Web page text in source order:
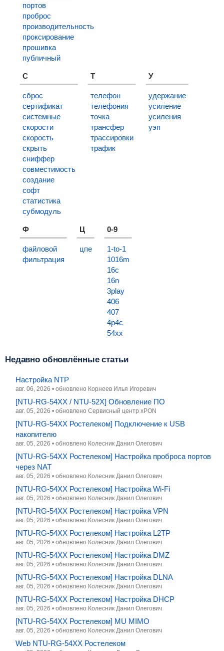
портов
проброс
производительность
проксирование
прошивка
публичный
С
сброс
сертификат
системные
скорости
скорость
скрыть
сниффер
совместимость
создание
софт
статистика
субмодуль
Т
телефон
телефония
точка
трансфер
трассировки
трафик
У
удержание
усиление
усиления
уэп
Ф
файловой
фильтрация
Ц
цпе
0-9
1-to-1
1016m
16c
16n
3play
406
407
4p4c
54xx
Недавно обновлённые статьи
Настройка NTP
авг. 06, 2026 • обновлено Корнеев Илья Игоревич
[NTU-RG-54XX / NTU-52X] Обновление ПО
авг. 05, 2026 • обновлено Сервисный центр xPON
[NTU-RG-54XX Ростелеком] Подключение к USB
накопителю
авг. 05, 2026 • обновлено Колесник Данил Олегович
[NTU-RG-54XX Ростелеком] Настройка проброса портов
через NAT
авг. 05, 2026 • обновлено Колесник Данил Олегович
[NTU-RG-54XX Ростелеком] Настройка Wi-Fi
авг. 05, 2026 • обновлено Колесник Данил Олегович
[NTU-RG-54XX Ростелеком] Настройка VPN
авг. 05, 2026 • обновлено Колесник Данил Олегович
[NTU-RG-54XX Ростелеком] Настройка L2TP
авг. 05, 2026 • обновлено Колесник Данил Олегович
[NTU-RG-54XX Ростелеком] Настройка DMZ
авг. 05, 2026 • обновлено Колесник Данил Олегович
[NTU-RG-54XX Ростелеком] Настройка DLNA
авг. 05, 2026 • обновлено Колесник Данил Олегович
[NTU-RG-54XX Ростелеком] Настройка DHCP
авг. 05, 2026 • обновлено Колесник Данил Олегович
[NTU-RG-54XX Ростелеком] MU MIMO
авг. 05, 2026 • обновлено Колесник Данил Олегович
Web NTU-RG-54XX Ростелеком